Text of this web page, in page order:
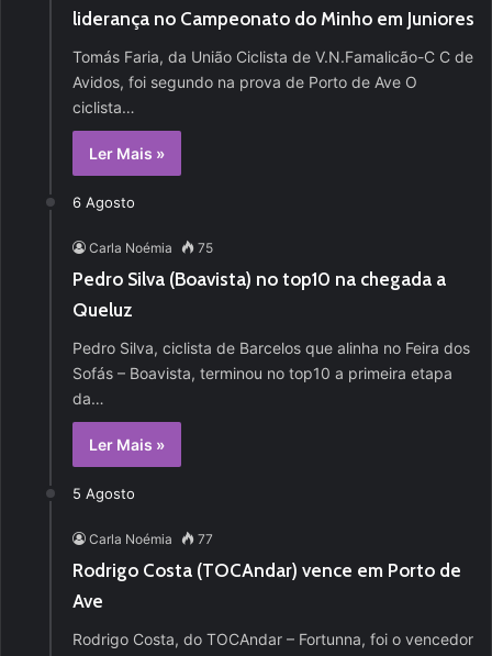
liderança no Campeonato do Minho em Juniores
Tomás Faria, da União Ciclista de V.N.Famalicão-C C de
Avidos, foi segundo na prova de Porto de Ave O
ciclista…
Ler Mais »
6 Agosto
Carla Noémia 75
Pedro Silva (Boavista) no top10 na chegada a
Queluz
Pedro Silva, ciclista de Barcelos que alinha no Feira dos
Sofás – Boavista, terminou no top10 a primeira etapa
da…
Ler Mais »
5 Agosto
Carla Noémia 77
Rodrigo Costa (TOCAndar) vence em Porto de
Ave
Rodrigo Costa, do TOCAndar – Fortunna, foi o vencedor